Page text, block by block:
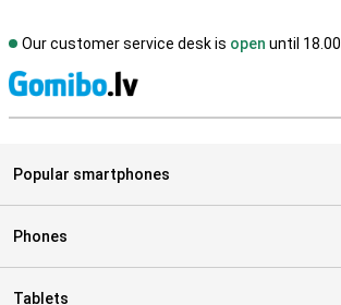
Our customer service desk is open until 18.00
Popular smartphones
Phones
Tablets